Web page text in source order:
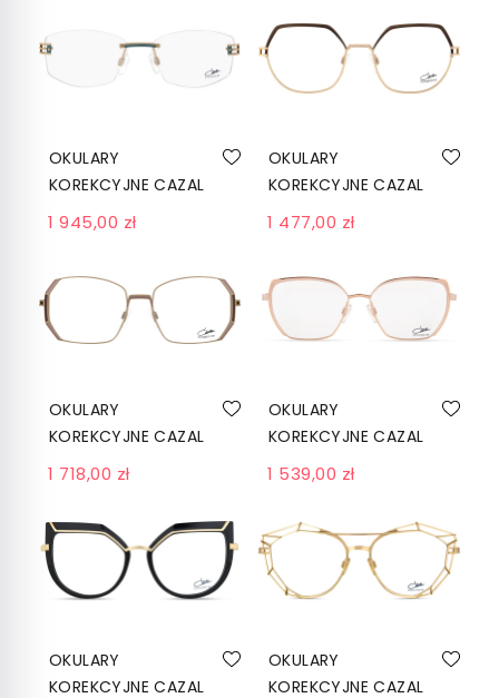
OKULARY
KOREKCYJNE CAZAL
4302 002
1 945,00 zł
OKULARY
KOREKCYJNE CAZAL
4308 003 KHAKI-
1 477,00 zł
OKULARY
KOREKCYJNE CAZAL
4312 C002 ROSE-
GOLD
1 718,00 zł
OKULARY
KOREKCYJNE CAZAL
4318 002
ROSEGOLD-AMBER
1 539,00 zł
OKULARY
KOREKCYJNE CAZAL
OKULARY
KOREKCYJNE CAZAL